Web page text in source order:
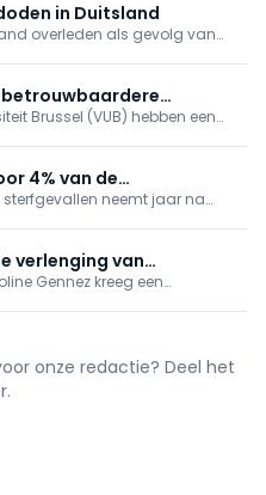
in Duitsland
overleden als gevolg van
Brussel (VUB) hebben een
4% van de
neemt jaar na
verlenging van
preventief
Gennez kreeg een
onze redactie? Deel het